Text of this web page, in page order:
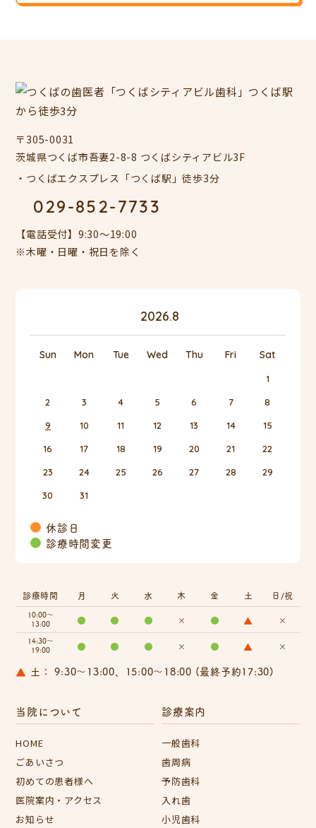
〒305-0031
茨城県つくば市吾妻2-8-8 つくばシティアビル3F
・つくばエクスプレス「つくば駅」徒歩3分
029-852-7733
【電話受付】9:30～19:00
※木曜・日曜・祝日を除く
2026.8
Sun Mon Tue Wed Thu Fri Sat
1
2 3 4 5 6 7 8
9 10 11 12 13 14 15
16 17 18 19 20 21 22
23 24 25 26 27 28 29
30 31
● 休診日
● 診療時間変更
診療時間 月 火 水 木 金 土 日/祝
10:00～
13:00
● ● ● × ● ▲ ×
14:30～
19:00
● ● ● × ● ▲ ×
▲ 土： 9:30～13:00、15:00～18:00 (最終予約17:30)
当院について
HOME
ごあいさつ
初めての患者様へ
医院案内・アクセス
お知らせ
診療案内
一般歯科
歯周病
予防歯科
入れ歯
小児歯科